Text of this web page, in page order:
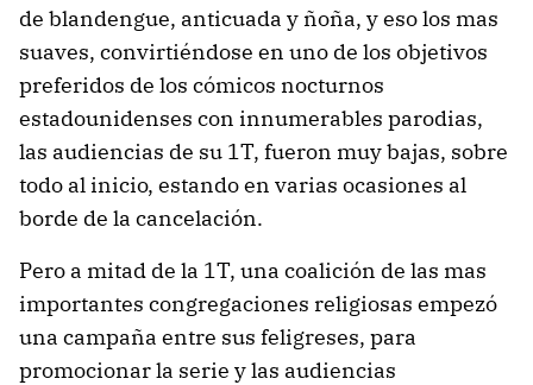
de blandengue, anticuada y ñoña, y eso los mas
suaves, convirtiéndose en uno de los objetivos
preferidos de los cómicos nocturnos
estadounidenses con innumerables parodias,
las audiencias de su 1T, fueron muy bajas, sobre
todo al inicio, estando en varias ocasiones al
borde de la cancelación.
Pero a mitad de la 1T, una coalición de las mas
importantes congregaciones religiosas empezó
una campaña entre sus feligreses, para
promocionar la serie y las audiencias